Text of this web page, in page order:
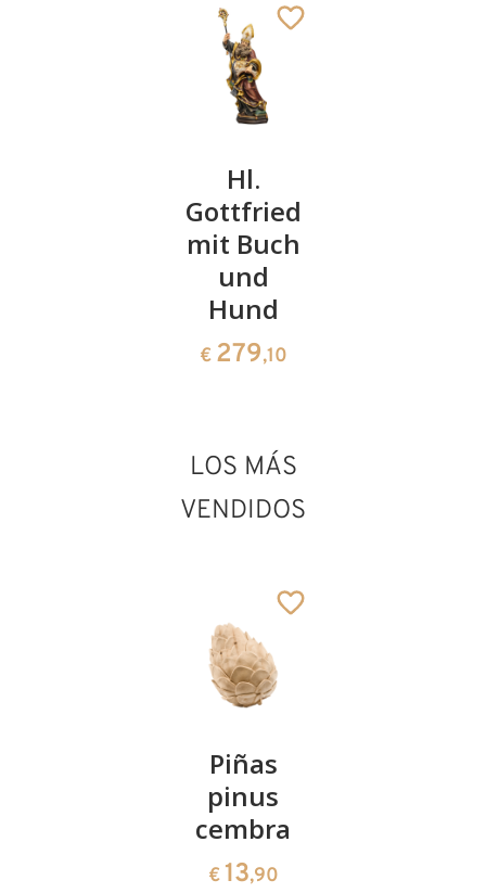
San Florián
Añadido al carrito
Hl.
Gottfried
mit Buch
und
Hund
€ 279,10
LOS MÁS
VENDIDOS
Piñas
pinus
cembra
€ 13,90